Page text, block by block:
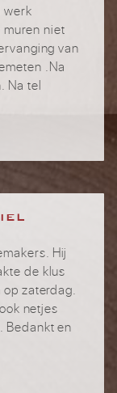
werk
niet
van
.Na
Na tel
Hij
de klus
zaterdag.
netjes
Bedankt en